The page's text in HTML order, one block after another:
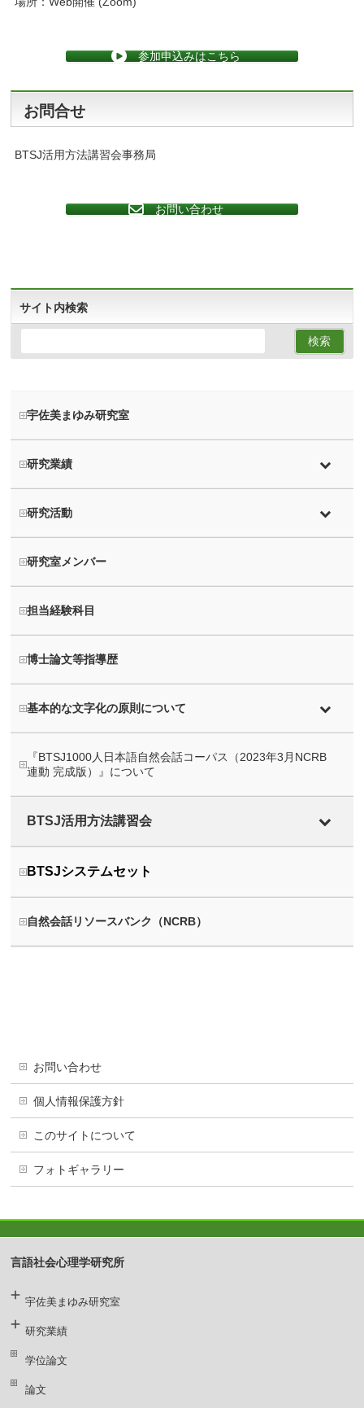
参加申込みはこちら
お問合せ
BTSJ活用方法講習会事務局
お問い合わせ
サイト内検索
宇佐美まゆみ研究室
研究業績
研究活動
研究室メンバー
担当経験科目
博士論文等指導歴
基本的な文字化の原則について
『BTSJ1000人日本語自然会話コーパス（2023年3月NCRB
連動 完成版）』について
BTSJ活用方法講習会
BTSJシステムセット
自然会話リソースバンク（NCRB）
お問い合わせ
個人情報保護方針
このサイトについて
フォトギャラリー
言語社会心理学研究所
宇佐美まゆみ研究室
研究業績
学位論文
論文